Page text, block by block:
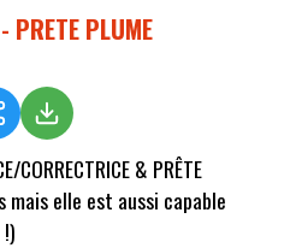
PLUME
CORRECTRICE & PRÊTE
mais elle est aussi capable